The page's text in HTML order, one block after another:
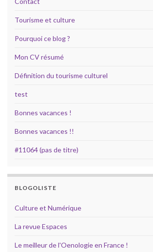
Tourisme et culture
Pourquoi ce blog ?
Mon CV résumé
Définition du tourisme culturel
test
Bonnes vacances !
Bonnes vacances !!
#11064 (pas de titre)
BLOGOLISTE
Culture et Numérique
La revue Espaces
Le meilleur de l'Oenologie en France !